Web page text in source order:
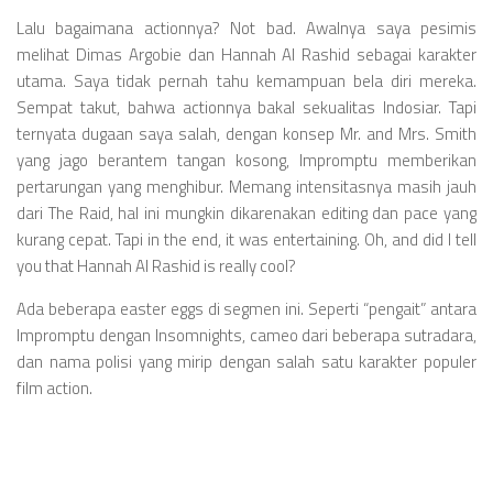
Lalu bagaimana actionnya? Not bad. Awalnya saya pesimis
melihat Dimas Argobie dan Hannah Al Rashid sebagai karakter
utama. Saya tidak pernah tahu kemampuan bela diri mereka.
Sempat takut, bahwa actionnya bakal sekualitas Indosiar. Tapi
ternyata dugaan saya salah, dengan konsep Mr. and Mrs. Smith
yang jago berantem tangan kosong, Impromptu memberikan
pertarungan yang menghibur. Memang intensitasnya masih jauh
dari The Raid, hal ini mungkin dikarenakan editing dan pace yang
kurang cepat. Tapi in the end, it was entertaining. Oh, and did I tell
you that Hannah Al Rashid is really cool?
Ada beberapa easter eggs di segmen ini. Seperti “pengait” antara
Impromptu dengan Insomnights, cameo dari beberapa sutradara,
dan nama polisi yang mirip dengan salah satu karakter populer
film action.